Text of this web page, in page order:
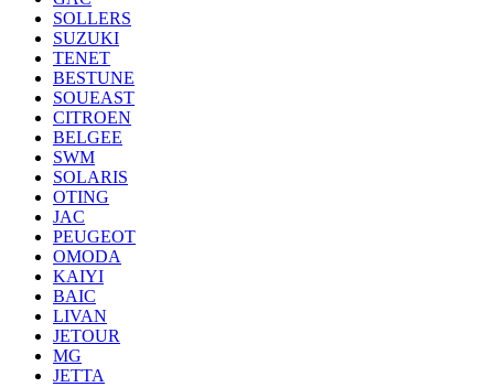
SOLLERS
SUZUKI
TENET
BESTUNE
SOUEAST
CITROEN
BELGEE
SWM
SOLARIS
OTING
JAC
PEUGEOT
OMODA
KAIYI
BAIC
LIVAN
JETOUR
MG
JETTA